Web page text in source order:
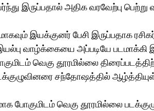
இருப்பதால் அதிக வரவேற்பு பெற்று
இயக்குனர் பேசி இருப்பதாக
வாழ்க்கையை அப்படியே படமாக்கி
வெகு தூரமில்லை
சந்தோஷத்தில்
வெகு தூரமில்லை